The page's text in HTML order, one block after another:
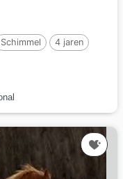
Schimmel
4 jaren